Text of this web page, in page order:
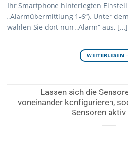
Ihr Smartphone hinterlegten
„Alarmübermittlung 1-6“). Unter
wählen Sie dort nun „Alarm“ aus, […]
WEITERLESEN
Lassen sich die
voneinander konfigurieren,
Sensoren aktiv